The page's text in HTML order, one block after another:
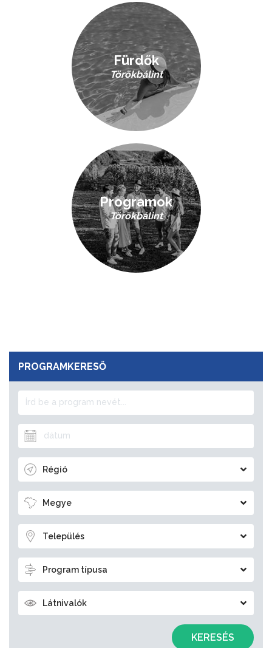
Fürdők
Törökbálint
Programok
Törökbálint
PROGRAMKERESŐ
Régió
Megye
Település
Program típusa
Látnivalók
KERESÉS